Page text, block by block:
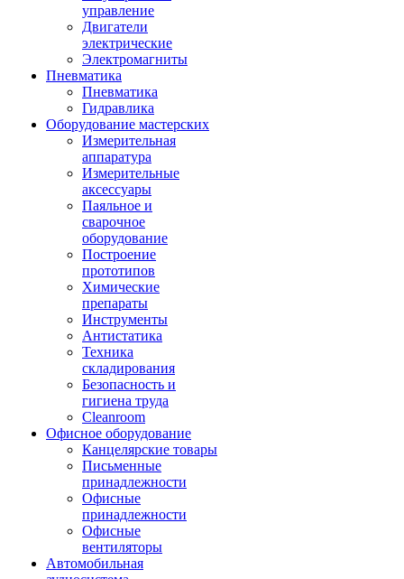
управление
Двигатели
электрические
Электромагниты
Пневматика
Пневматика
Гидравлика
Оборудование мастерских
Измерительная
аппаратура
Измерительные
аксессуары
Паяльное и
сварочное
оборудование
Построение
прототипов
Химические
препараты
Инструменты
Aнтистатика
Техника
складирования
Безопасность и
гигиена труда
Cleanroom
Офисное оборудование
Канцелярские товары
Письменные
принадлежности
Офисные
принадлежности
Офисные
вентиляторы
Автомобильная